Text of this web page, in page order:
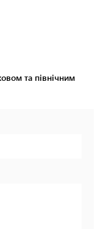
та північним